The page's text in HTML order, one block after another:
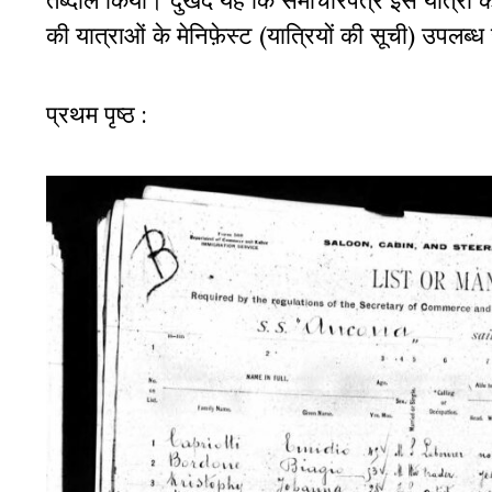
की यात्राओं के मेनिफ़ेस्ट (यात्रियों की सूची)
प्रथम पृष्ठ :